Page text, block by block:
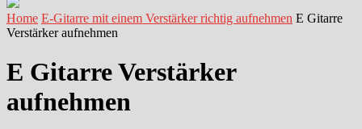
Home E-Gitarre mit einem Verstärker richtig aufnehmen E Gitarre
Verstärker aufnehmen
E Gitarre Verstärker
aufnehmen